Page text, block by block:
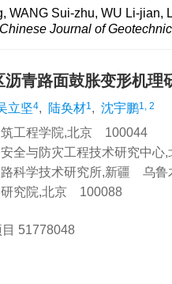
WANG Sui-zhu, WU Li-jian,
Chinese Journal of
沥青路面鼓胀变形机理
立坚4, 陆奂材1, 沈宇鹏1, 2
筑工程学院,北京 100044
全与防灾工程技术研究中
科学技术研究所,新疆 乌鲁
研究院,北京 100088
51778048